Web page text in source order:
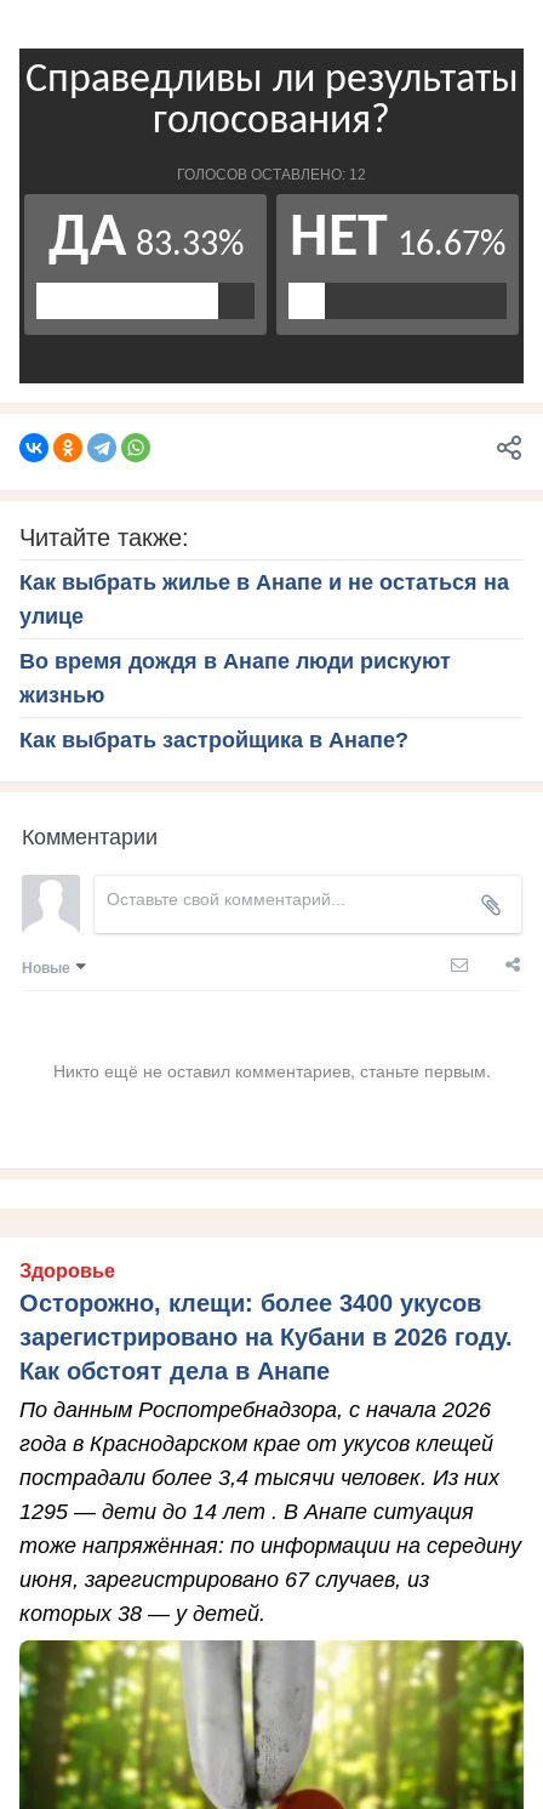
Читайте также:
Как выбрать жилье в Анапе и не остаться на
улице
Во время дождя в Анапе люди рискуют
жизнью
Как выбрать застройщика в Анапе?
Комментарии
Новые
Никто ещё не оставил комментариев, станьте первым.
Здоровье
Осторожно, клещи: более 3400 укусов
зарегистрировано на Кубани в 2026 году.
Как обстоят дела в Анапе
По данным Роспотребнадзора, с начала 2026
года в Краснодарском крае от укусов клещей
пострадали более 3,4 тысячи человек. Из них
1295 — дети до 14 лет . В Анапе ситуация
тоже напряжённая: по информации на середину
июня, зарегистрировано 67 случаев, из
которых 38 — у детей.